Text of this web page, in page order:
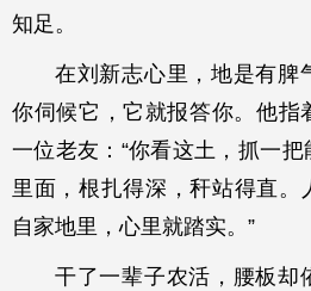
知足。
在刘新志心里，地是有脾
你伺候它，它就报答你。他指
一位老友：“你看这土，抓一
里面，根扎得深，秆站得直
自家地里，心里就踏实。”
干了一辈子农活，腰板却